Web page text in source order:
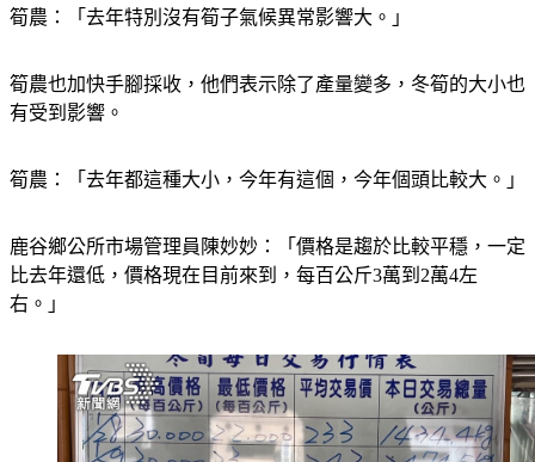
筍農：「去年特別沒有筍子氣候異常影響大。」
筍農也加快手腳採收，他們表示除了產量變多，冬筍的大小也
有受到影響。
筍農：「去年都這種大小，今年有這個，今年個頭比較大。」
鹿谷鄉公所市場管理員陳妙妙：「價格是趨於比較平穩，一定
比去年還低，價格現在目前來到，每百公斤3萬到2萬4左
右。」